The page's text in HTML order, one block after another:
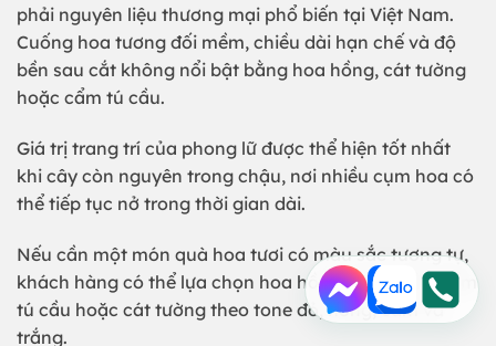
phải nguyên liệu thương mại phổ biến tại Việt Nam.
Cuống hoa tương đối mềm, chiều dài hạn chế và độ
bền sau cắt không nổi bật bằng hoa hồng, cát tường
hoặc cẩm tú cầu.
Giá trị trang trí của phong lữ được thể hiện tốt nhất
khi cây còn nguyên trong chậu, nơi nhiều cụm hoa có
thể tiếp tục nở trong thời gian dài.
Nếu cần một món quà hoa tươi có màu sắc tương tự,
khách hàng có thể lựa chọn hoa hồng, đồng tiền, cẩm
tú cầu hoặc cát tường theo tone đỏ, hồng, cam và
trắng.